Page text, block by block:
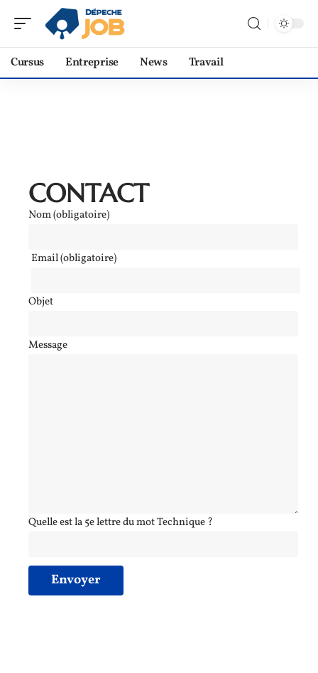
Cursus Entreprise News Travail
CONTACT
Nom (obligatoire)
Email (obligatoire)
Objet
Message
Quelle est la 5e lettre du mot Technique ?